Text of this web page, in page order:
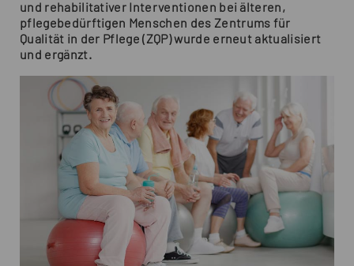
und rehabilitativer Interventionen bei älteren,
pflegebedürftigen Menschen des Zentrums für
Qualität in der Pflege (ZQP) wurde erneut aktualisiert
und ergänzt.